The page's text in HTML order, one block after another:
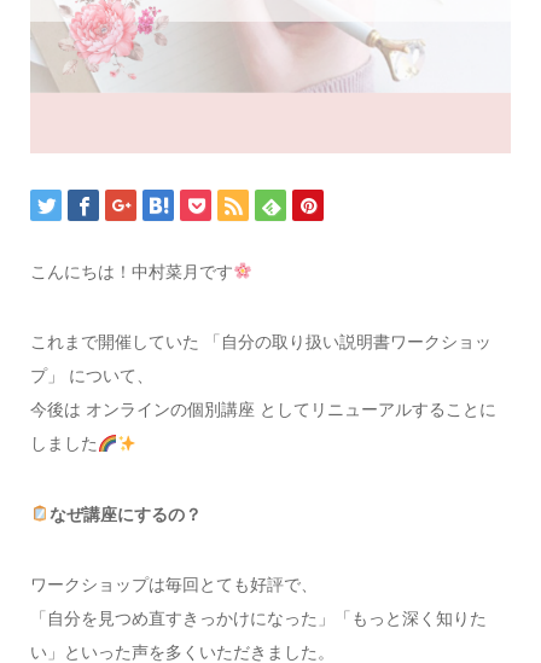
こんにちは！中村菜月です
これまで開催していた 「自分の取り扱い説明書ワークショッ
プ」 について、
今後は オンラインの個別講座 としてリニューアルすることに
しました
なぜ講座にするの？
ワークショップは毎回とても好評で、
「自分を見つめ直すきっかけになった」「もっと深く知りた
い」といった声を多くいただきました。